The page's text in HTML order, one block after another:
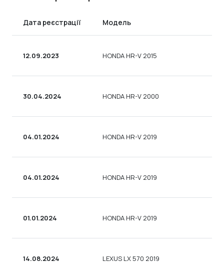
Дата реєстрації Модель
12.09.2023 HONDA HR-V 2015
30.04.2024 HONDA HR-V 2000
04.01.2024 HONDA HR-V 2019
04.01.2024 HONDA HR-V 2019
01.01.2024 HONDA HR-V 2019
14.08.2024 LEXUS LX 570 2019